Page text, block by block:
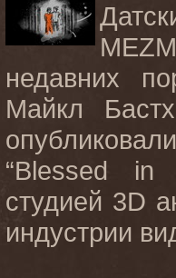
недавних
Майкл
“Blessed
in
студией 3D
индустрии